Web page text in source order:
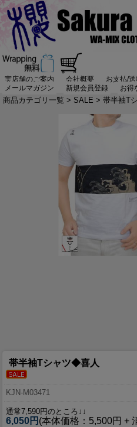
実店舗のご案内 会社概要 お支払/
メールマガジン
新規会員登録 お得
商品カテゴリ一覧 > SALE > 帯半袖T
帯半袖Tシャツ◆喜人
KJN-M03471
通常7,590円のところ↓↓
6,050円 (本体価格：5,500円 +